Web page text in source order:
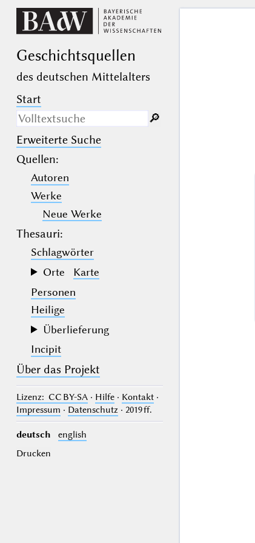
Geschichts­quellen
des deutschen Mittelalters
Start
Nur in Beschreibungs­texten
suchen
(der Unterstrich) ist Platzhalter für
genau ein Zeichen.
(das Prozentzeichen) ist Platzhalter
für kein, ein oder mehr als ein
Zeichen.
🔎︎
Erweiterte Suche
Quellen:
Autoren
Werke
Neue Werke
Thesauri:
Schlagwörter
Orte
Karte
Personen
Heilige
Überlieferung
Incipit
Über das Projekt
Lizenz: CC BY-SA· Hilfe· Kontakt·
Impressum · Datenschutz· 2019 ff.
deutsch
english
Drucken